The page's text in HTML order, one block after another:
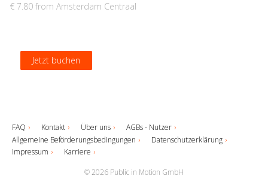
Jetzt buchen
Jetzt buchen
Jetzt buchen
€ 7.80 from Amsterdam Centraal
Jetzt buchen
FAQ Kontakt Über uns
AGBs - Nutzer
Allgemeine Beförderungsbedingungen
Datenschutzerklärung
Impressum
Karriere
© 2026 Public in Motion GmbH